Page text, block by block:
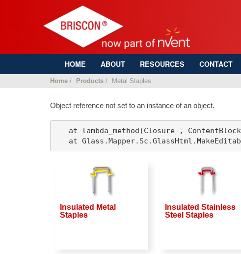
HOME ABOUT RESOURCES CONTACT
Home / Products / Metal Staples
Object reference not set to an instance of an object.
at lambda_method(Closure ,
at
Insulated Metal
Staples
Insulated Stainless
Steel Staples